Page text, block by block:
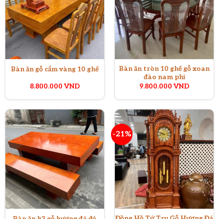
Bàn ăn gỗ cẩm vàng 10 ghế
8.800.000 VND
Bàn ăn tròn 10 ghế gỗ xoan
đào nam phi
9.800.000VND
-21%